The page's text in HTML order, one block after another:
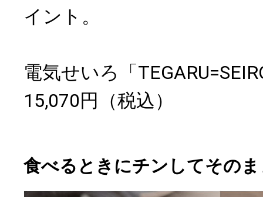
イント。
電気せいろ「
15,070円（税込）
食べるときにチンしてその